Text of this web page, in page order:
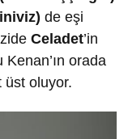
de eşi
Celadet’in
orada
üst oluyor.